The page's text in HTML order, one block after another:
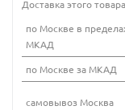
Доставка этого товара
по Москве в
МКАД
по Москве за МКАД
самовывоз Москва